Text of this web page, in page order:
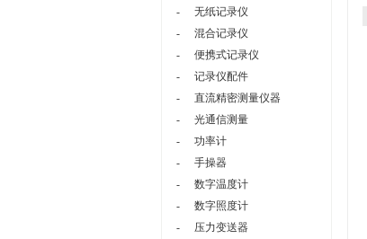
-
无纸记录仪
-
混合记录仪
-
便携式记录仪
-
记录仪配件
-
直流精密测量仪器
-
光通信测量
-
功率计
-
手操器
-
数字温度计
-
数字照度计
-
压力变送器